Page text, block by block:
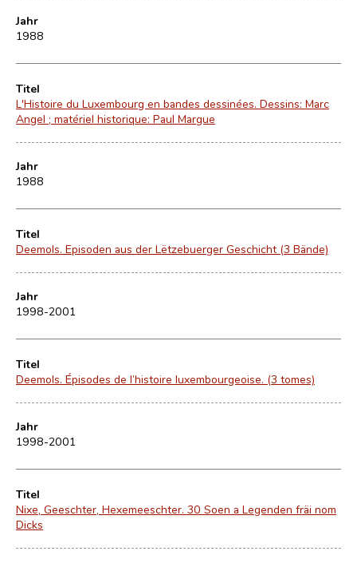
Jahr
1988
Titel
L'Histoire du Luxembourg en bandes dessinées. Dessins: Marc
Angel ; matériel historique: Paul Margue
Jahr
1988
Titel
Deemols. Episoden aus der Lëtzebuerger Geschicht (3 Bände)
Jahr
1998-2001
Titel
Deemols. Épisodes de l’histoire luxembourgeoise. (3 tomes)
Jahr
1998-2001
Titel
Nixe, Geeschter, Hexemeeschter. 30 Soen a Legenden fräi nom
Dicks